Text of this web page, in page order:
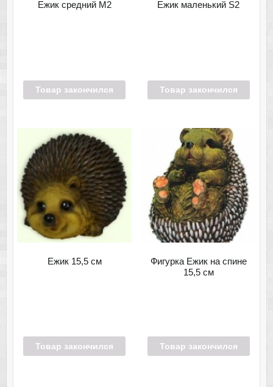
Ежик средний М2
Товар закончился
Ежик маленький S2
Товар закончился
Ежик 15,5 см
Товар закончился
Фигурка Ежик на спине
15,5 см
Товар закончился